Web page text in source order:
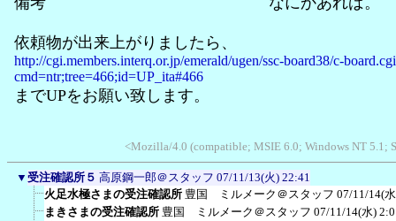
依頼物が出来上がりましたら、
http://cgi.members.interq.or.jp/emerald/ugen/ssc-board38/c-
cmd=ntr;tree=466;id=UP_ita#466
までUPをお願い致します。
<Mozilla/4.0 (compatible; MSIE 6.0; Windows NT 5.1;
▼ 受注確認所５ 高原鋼一郎＠スタッフ 07/11/13(火) 22:41
火足水極さまの受注確認所 豊国 ミルメーク＠スタッフ 07/11/14(
まきさまの受注確認所 豊国 ミルメーク＠スタッフ 07/11/14(水)